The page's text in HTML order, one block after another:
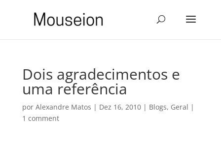
Dois agradecimentos e
uma referência
por Alexandre Matos | Dez 16, 2010| Blogs, Geral |
1 comment